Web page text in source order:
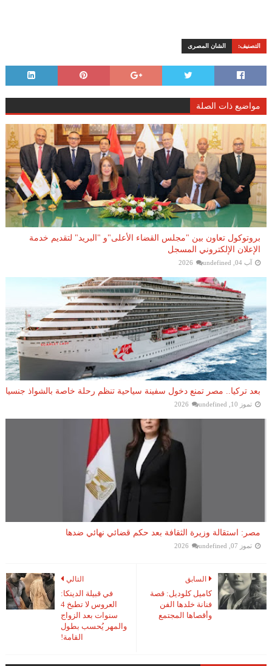
التصنيف: الشان المصرى
مواضيع ذات الصلة
بروتوكول تعاون بين "مجلس القضاء الأعلى"و "البريد" لتقديم خدمة
الإعلان الإلكتروني المسجل
آب 04, 2026 undefined
بعد تركيا.. مصر تمنع دخول سفينة سياحية تنظم رحلة خاصة بالشواذ جنسيا
تموز 10, 2026 undefined
مصر: استقالة وزيرة الثقافة بعد حكم قضائي نهائي ضدها
تموز 07, 2026 undefined
التالي
في قبيلة الدينكا:
العروس لا تطبخ 4
سنوات بعد الزواج
والمهر يُحسب بطول
القامة!
السابق
كاميل كلوديل: قصة
فنانة خلدها الفن
وأقصاها المجتمع